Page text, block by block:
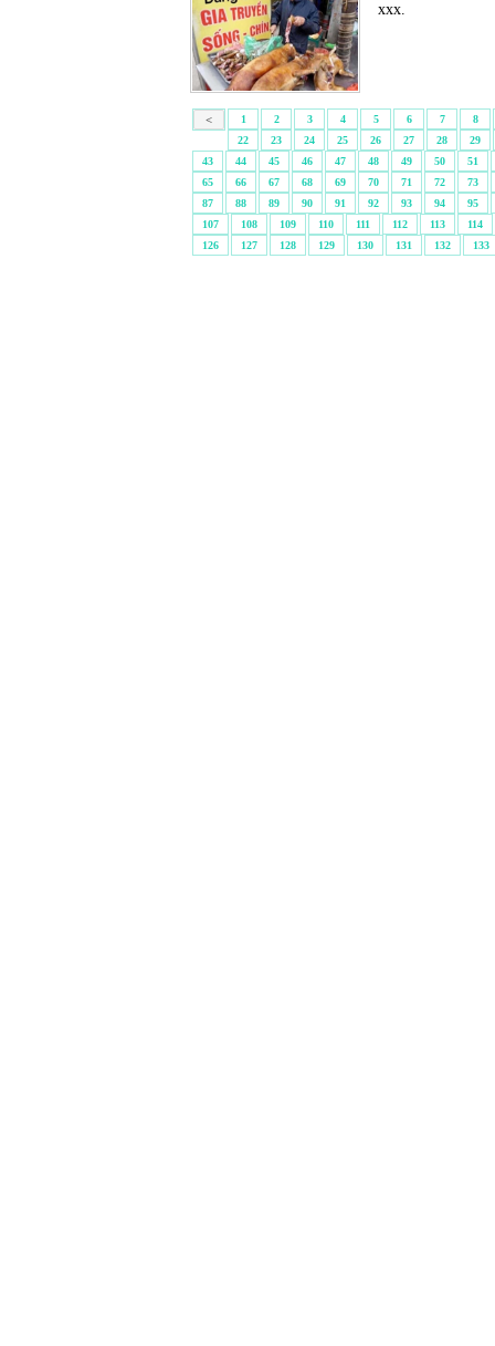
xxx.
< 1 2 3 4 5 6 7 8
22
23 24 25 26 27 28 29
43
44 45 46 47 48 49 50 51
65
66 67 68 69 70 71 72 73
87
88 89 90 91 92 93 94 95
107
108 109 110 111 112 113 114
126
127 128 129 130 131 132 133